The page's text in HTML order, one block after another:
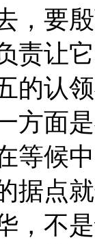
，要
责让
的认
方面
等候
据点
，不